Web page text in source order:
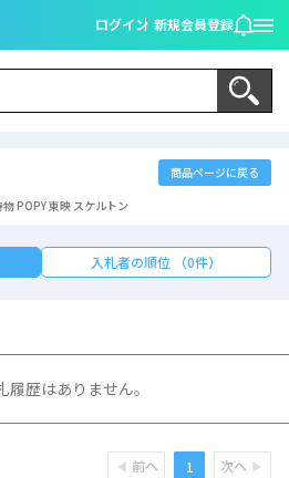
ログイン 新規会員登録
商品ページに戻る
POPY 東映 スケルトン
入札者の順位 （0件）
履歴はありません。
前へ 1 次へ